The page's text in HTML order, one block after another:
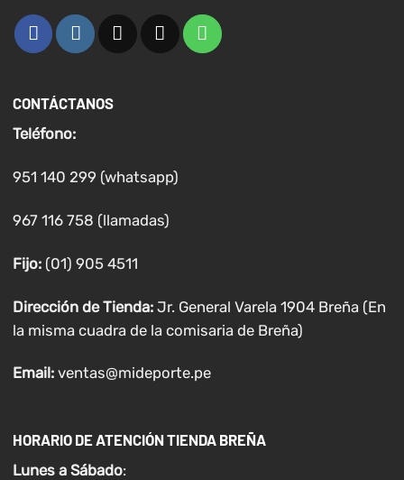
CONTÁCTANOS
Teléfono:
951 140 299 (whatsapp)
967 116 758 (llamadas)
Fijo:(01) 905 4511
Dirección de Tienda: Jr. General Varela 1904 Breña (En
la misma cuadra de la comisaria de Breña)
Email: ventas@mideporte.pe
HORARIO DE ATENCIÓN TIENDA BREÑA
Lunes a Sábado: